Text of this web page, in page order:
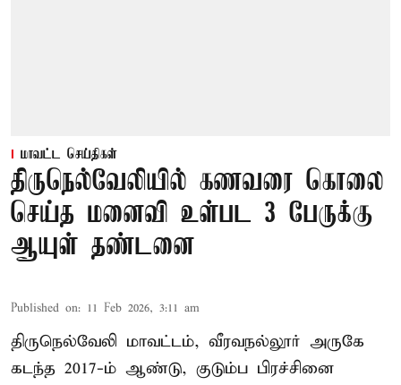
மாவட்ட செய்திகள்
திருநெல்வேலியில் கணவரை கொலை
செய்த மனைவி உள்பட 3 பேருக்கு
ஆயுள் தண்டனை
Published on: 11 Feb 2026, 3:11 am
திருநெல்வேலி மாவட்டம், வீரவநல்லூர் அருகே
கடந்த 2017-ம் ஆண்டு, குடும்ப பிரச்சினை